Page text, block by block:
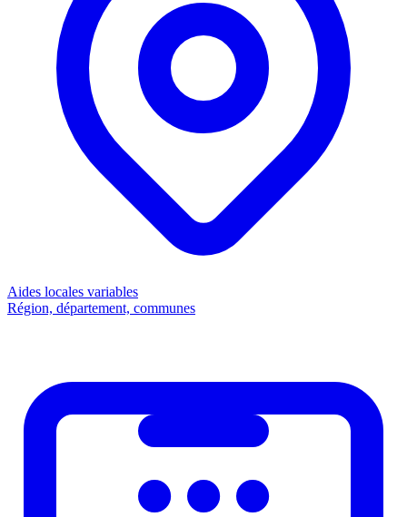
Aides locales variables
Région, département, communes